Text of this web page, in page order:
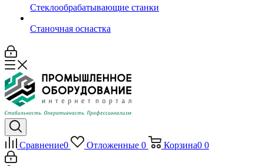
Стеклообрабатывающие станки
Станочная оснастка
Сравнение0 Отложенные 0 Корзина0 0